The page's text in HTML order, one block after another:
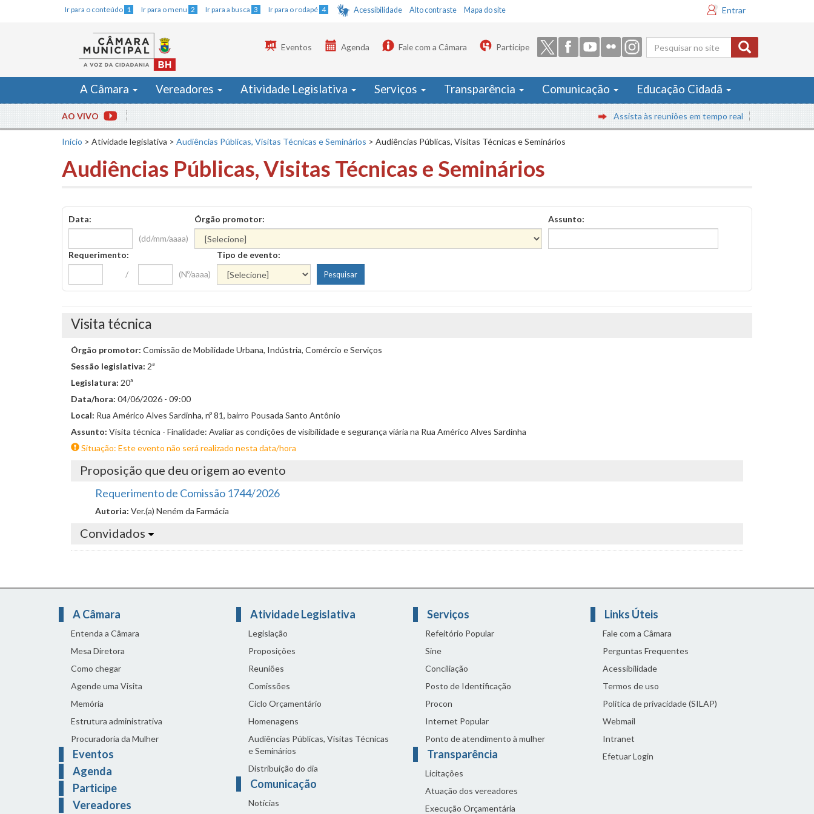
Ir para o conteúdo 1 Ir para o menu 2 Ir para a busca 3 Ir para o rodapé 4 Acessibilidade Alto contraste Mapa do site Entrar
Formulário
de busca
Eventos Agenda Fale com a Câmara Participe
A Câmara Vereadores Atividade Legislativa Serviços Transparência Comunicação Educação Cidadã
AO VIVO Assista às reuniões em tempo real
Início > Atividade legislativa > Audiências Públicas, Visitas Técnicas e Seminários > Audiências Públicas, Visitas Técnicas e Seminários
Audiências Públicas, Visitas Técnicas e Seminários
Data:
(dd/mm/aaaa)
Órgão promotor: Assunto:
Requerimento:
/
(Nº/aaaa)
Tipo de evento:
Visita técnica
Órgão promotor: Comissão de Mobilidade Urbana, Indústria, Comércio e Serviços
Sessão legislativa: 2ª
Legislatura: 20ª
Data/hora: 04/06/2026 - 09:00
Local: Rua Américo Alves Sardinha, nº 81, bairro Pousada Santo Antônio
Assunto: Visita técnica - Finalidade: Avaliar as condições de visibilidade e segurança viária na Rua Américo Alves Sardinha
Situação: Este evento não será realizado nesta data/hora
Proposição que deu origem ao evento
Requerimento de Comissão 1744/2026
Autoria: Ver.(a) Neném da Farmácia
Convidados
A Câmara
Entenda a Câmara
Mesa Diretora
Como chegar
Agende uma Visita
Memória
Estrutura administrativa
Procuradoria da Mulher
Eventos
Agenda
Participe
Vereadores
Atividade Legislativa
Legislação
Proposições
Reuniões
Comissões
Ciclo Orçamentário
Homenagens
Audiências Públicas, Visitas Técnicas
e Seminários
Distribuição do dia
Comunicação
Notícias
Serviços
Refeitório Popular
Sine
Conciliação
Posto de Identificação
Procon
Internet Popular
Ponto de atendimento à mulher
Transparência
Licitações
Atuação dos vereadores
Execução Orçamentária
Links Úteis
Fale com a Câmara
Perguntas Frequentes
Acessibilidade
Termos de uso
Política de privacidade (SILAP)
Webmail
Intranet
Efetuar Login